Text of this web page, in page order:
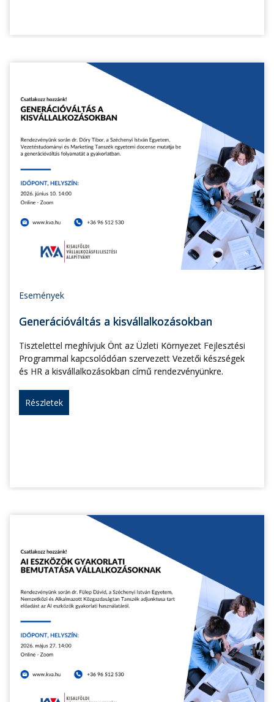
Események
Generációváltás a kisvállalkozásokban
Tisztelettel meghívjuk Önt az Üzleti Környezet Fejlesztési
Programmal kapcsolódóan szervezett Vezetői készségek
és HR a kisvállalkozásokban című rendezvényünkre.
Részletek